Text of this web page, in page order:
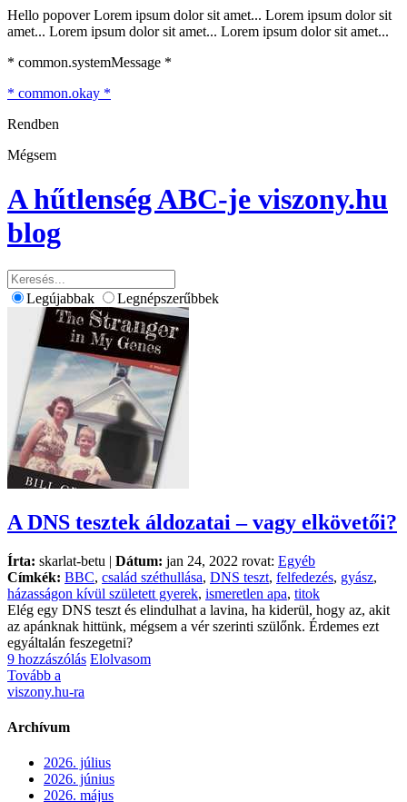
Hello popover Lorem ipsum dolor sit amet... Lorem ipsum dolor sit
amet... Lorem ipsum dolor sit amet... Lorem ipsum dolor sit amet...
* common.systemMessage *
* common.okay *
Rendben
Mégsem
A hűtlenség ABC-je viszony.hu
blog
Legújabbak Legnépszerűbbek
A DNS tesztek áldozatai – vagy elkövetői?
Írta: skarlat-betu | Dátum: jan 24, 2022 rovat: Egyéb
Címkék: BBC, család széthullása, DNS teszt, felfedezés, gyász,
házasságon kívül született gyerek, ismeretlen apa, titok
Elég egy DNS teszt és elindulhat a lavina, ha kiderül, hogy az, akit
az apánknak hittünk, mégsem a vér szerinti szülőnk. Érdemes ezt
egyáltalán feszegetni?
9 hozzászólás Elolvasom
Tovább a
viszony.hu-ra
Archívum
2026. július
2026. június
2026. május